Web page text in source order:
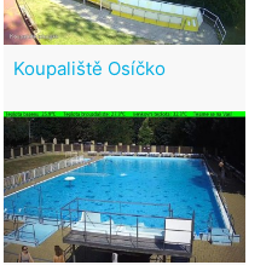
Koupaliště Osíčko